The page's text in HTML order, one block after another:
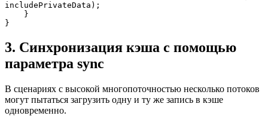
includePrivateData);
    }
}
3. Синхронизация кэша с помощью
параметра sync
В сценариях с высокой многопоточностью несколько потоков
могут пытаться загрузить одну и ту же запись в кэше
одновременно.